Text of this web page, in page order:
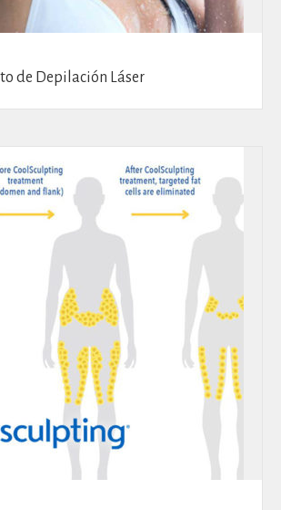
de Depilación Láser